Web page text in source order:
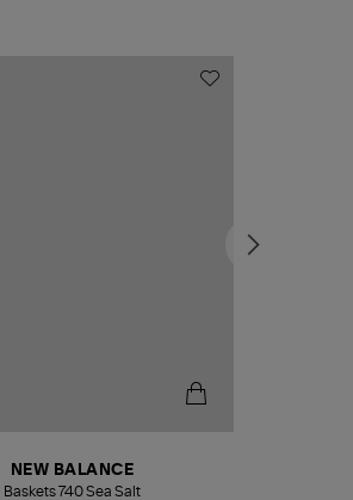
NEW BALANCE
Baskets 740 Sea Salt